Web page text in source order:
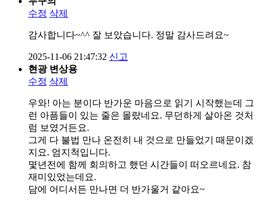
수정 삭제
감사합니다~^^ 잘 보았습니다. 정말 감사드려요~
2025-11-06 21:47:32 신고
현광 변상용
수정 삭제
우와! 아는 분이다 반가운 마음으로 읽기 시작했는데 그
런 아픔들이 있는 줄은 몰랐네요. 무던하게 살아온 것처
럼 보였거든요.
그게 다 불법 만나 온전히 내 것으로 만들었기 때문이겠
지요. 엄지척입니다.
몇년전에 함께 회의하고 했던 시간들이 떠오르네요. 참
재미있었는데요.
담에 어디서든 만나면 더 반가울거 같아요~